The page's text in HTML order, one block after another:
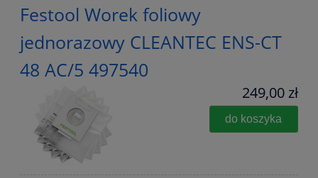
Festool Worek foliowy
jednorazowy CLEANTEC ENS-CT
48 AC/5 497540
249,00 zł
do koszyka